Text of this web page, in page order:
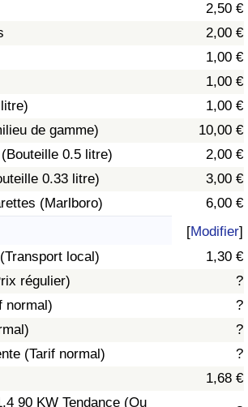
2,50 €
2,00 €
1,00 €
1,00 €
1,00 €
de gamme)
10,00 €
0.5 litre)
2,00 €
0.33 litre)
3,00 €
(Marlboro)
6,00 €
[Modifier]
local)
1,30 €
régulier)
?
normal)
?
?
(Tarif normal)
?
1,68 €
90 KW Tendance (Ou
par Pays
Pays